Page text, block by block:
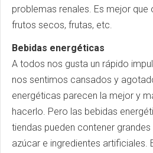
problemas renales. Es mejor
frutos secos, frutas, etc.
Bebidas energéticas
A todos nos gusta un rápido
nos sentimos cansados y
energéticas parecen la mejor y
hacerlo. Pero las bebidas
tiendas pueden contener
azúcar e ingredientes artificiales.